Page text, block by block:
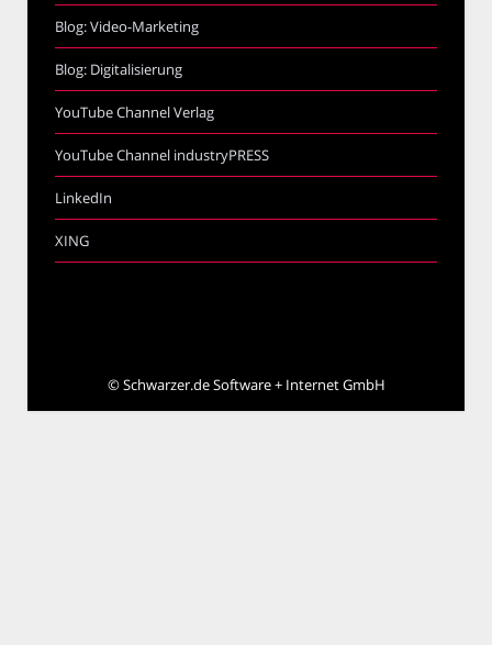
Blog: Video-Marketing
Blog: Digitalisierung
YouTube Channel Verlag
YouTube Channel industryPRESS
LinkedIn
XING
©Schwarzer.de Software + Internet GmbH